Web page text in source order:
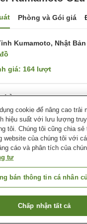
Phòng và Gói giá
Kumamoto, Nhật Bản
giá: 164 lượt
Nhà hàng
hút thuốc
Khu hút
Tỉnh Kumamoto
Thị
Ozu
Tìm phòng trống
cookie để nâng cao trải
hiệu suất với lưu lượng
tôi. Chúng tôi cũng chia sẻ
website của chúng tôi với
cáo và phân tích của
tư
bán thông tin cá nhân
Chấp nhận tất cả